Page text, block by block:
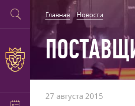
Главная Новости
27 августа 2015